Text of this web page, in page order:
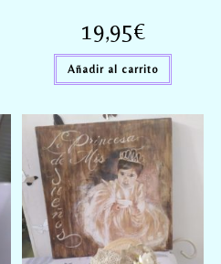
19,95€
Añadir al carrito